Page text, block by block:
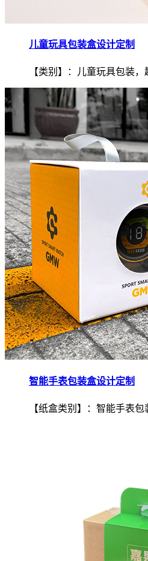
儿童玩具包装盒设计定制
【类别】：儿童玩具包装
智能手表包装盒设计定制
【纸盒类别】：智能手表